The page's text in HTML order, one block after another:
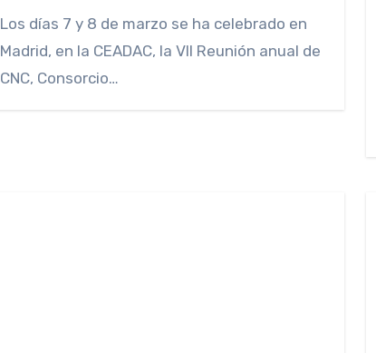
Los días 7 y 8 de marzo se ha celebrado en
Madrid, en la CEADAC, la VII Reunión anual de
CNC, Consorcio…